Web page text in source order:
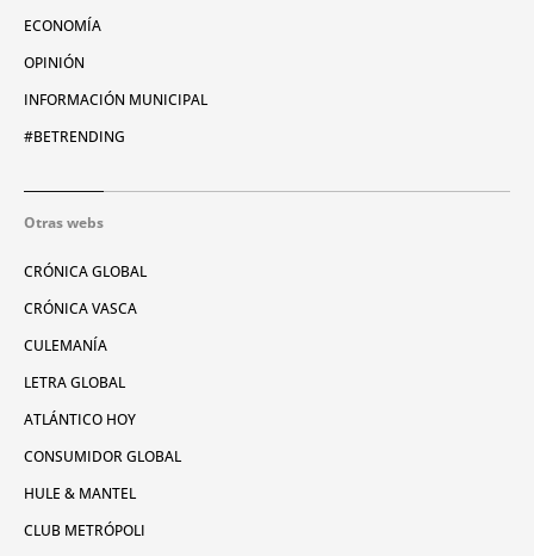
ECONOMÍA
OPINIÓN
INFORMACIÓN MUNICIPAL
#BETRENDING
Otras webs
CRÓNICA GLOBAL
CRÓNICA VASCA
CULEMANÍA
LETRA GLOBAL
ATLÁNTICO HOY
CONSUMIDOR GLOBAL
HULE & MANTEL
CLUB METRÓPOLI